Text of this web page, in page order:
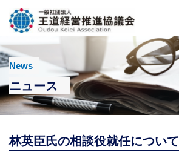
News
ニュース
林英臣氏の相談役就任について